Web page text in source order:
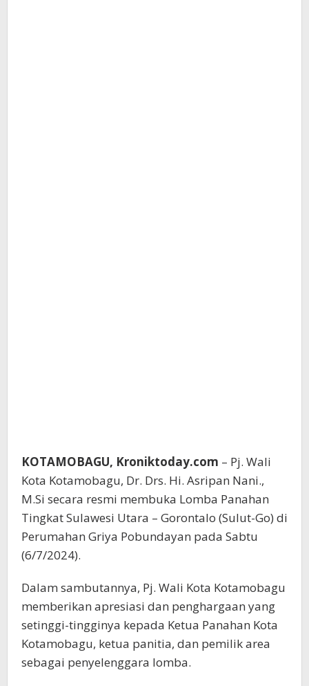
KOTAMOBAGU, Kroniktoday.com – Pj. Wali
Kota Kotamobagu, Dr. Drs. Hi. Asripan Nani.,
M.Si secara resmi membuka Lomba Panahan
Tingkat Sulawesi Utara – Gorontalo (Sulut-Go) di
Perumahan Griya Pobundayan pada Sabtu
(6/7/2024).
Dalam sambutannya, Pj. Wali Kota Kotamobagu
memberikan apresiasi dan penghargaan yang
setinggi-tingginya kepada Ketua Panahan Kota
Kotamobagu, ketua panitia, dan pemilik area
sebagai penyelenggara lomba.